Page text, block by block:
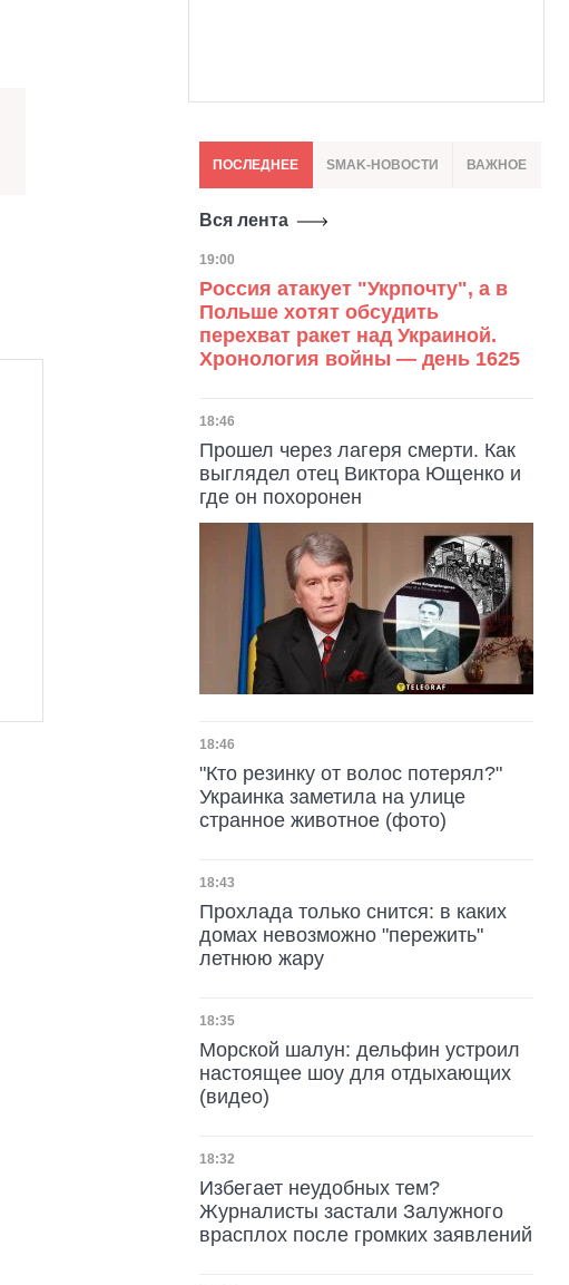
ПОСЛЕДНЕЕ SMAK-НОВОСТИ ВАЖНОЕ
Вся лента
Дата публикации
19:00
Россия атакует "Укрпочту", а в
Польше хотят обсудить
перехват ракет над Украиной.
Хронология войны — день 1625
Дата публикации
18:46
Прошел через лагеря смерти. Как
выглядел отец Виктора Ющенко и
где он похоронен
Дата публикации
18:46
"Кто резинку от волос потерял?"
Украинка заметила на улице
странное животное (фото)
Дата публикации
18:43
Прохлада только снится: в каких
домах невозможно "пережить"
летнюю жару
Дата публикации
18:35
Морской шалун: дельфин устроил
настоящее шоу для отдыхающих
(видео)
Дата публикации
18:32
Избегает неудобных тем?
Журналисты застали Залужного
врасплох после громких заявлений